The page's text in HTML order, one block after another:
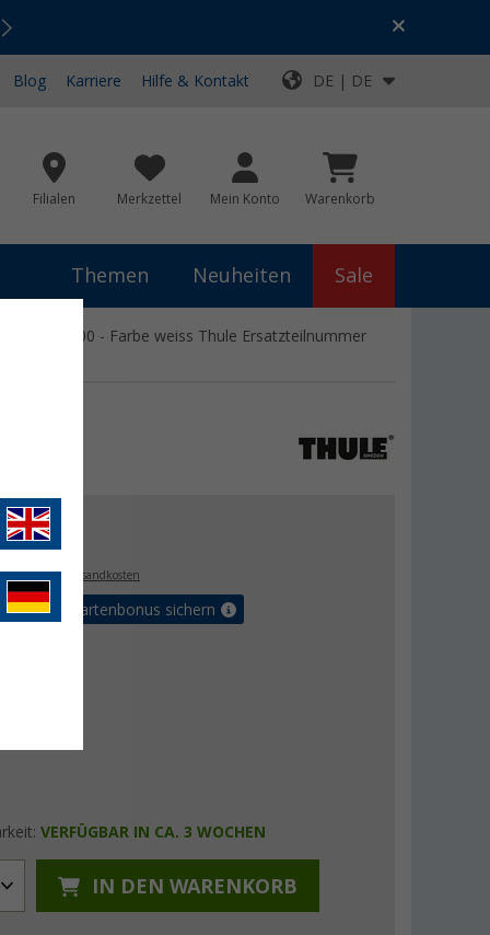
Top-Deals für dein Abenteuer!
Blog Karriere Hilfe & Kontakt DE | DE
Filialen Merkzettel Mein Konto Warenkorb
Themen Neuheiten Sale
9200 - Farbe weiss Thule Ersatzteilnummer
€
zzgl. Versandkosten
Vorteilskartenbonus sichern
VERFÜGBAR IN CA. 3 WOCHEN
IN DEN WARENKORB